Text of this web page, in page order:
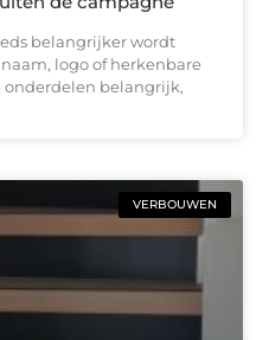
belangrijker wordt
logo of herkenbare
belangrijk,
VERBOUWEN